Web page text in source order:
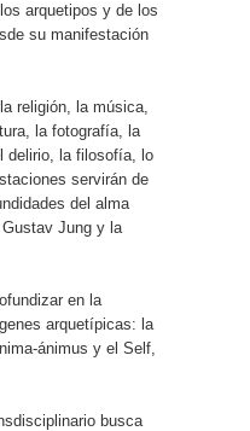
arquetipos y de los
su manifestación
religión, la música,
la fotografía, la
delirio, la filosofía, lo
servirán de
del alma
Jung y la
en la
arquetípicas: la
ánimus y el Self,
busca